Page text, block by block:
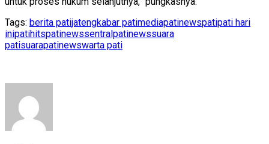
Tags: berita patijatengkabar patimediapatinewspatipati hari
inipatihitspatinewssentralpatinewssuara
patisuarapatinewswarta pati